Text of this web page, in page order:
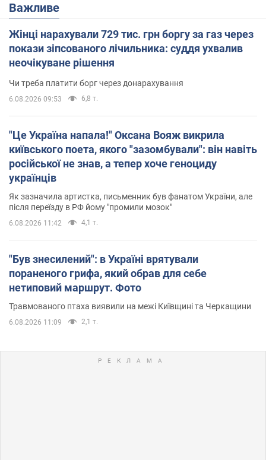
Важливе
Жінці нарахували 729 тис. грн боргу за газ через
покази зіпсованого лічильника: суддя ухвалив
неочікуване рішення
Чи треба платити борг через донарахування
6.08.2026 09:53 6,8 т.
"Це Україна напала!" Оксана Вояж викрила
київського поета, якого "зазомбували": він навіть
російської не знав, а тепер хоче геноциду
українців
Як зазначила артистка, письменник був фанатом України, але
після переїзду в РФ йому "промили мозок"
6.08.2026 11:42 4,1 т.
"Був знесилений": в Україні врятували
пораненого грифа, який обрав для себе
нетиповий маршрут. Фото
Травмованого птаха виявили на межі Київщині та Черкащини
6.08.2026 11:09 2,1 т.